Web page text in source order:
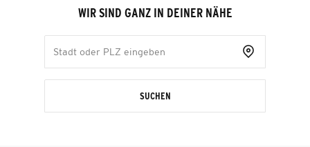
WIR SIND GANZ IN DEINER NÄHE
SUCHEN